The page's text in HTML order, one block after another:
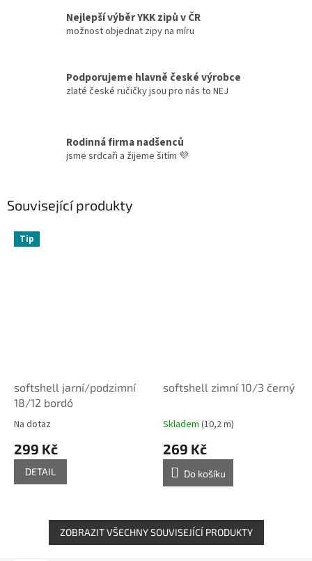
Nejlepší výběr YKK zipů v ČR
možnost objednat zipy na míru
Podporujeme hlavně české výrobce
zlaté české ručičky jsou pro nás to NEJ
Rodinná firma nadšenců
jsme srdcaři a žijeme šitím 💜
Související produkty
Tip
softshell jarní/podzimní
18/12 bordó
Na dotaz
299 Kč
DETAIL
softshell zimní 10/3 černý
Skladem (10,2 m)
269 Kč
Do košíku
ZOBRAZIT VŠECHNY SOUVISEJÍCÍ PRODUKTY